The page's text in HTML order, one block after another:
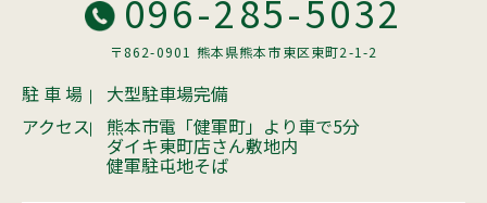
096-285-5032
〒862-0901 熊本県熊本市東区東町2-1-2
駐 車 場
大型駐車場完備
アクセス
熊本市電「健軍町」より車で5分
ダイキ東町店さん敷地内
健軍駐屯地そば